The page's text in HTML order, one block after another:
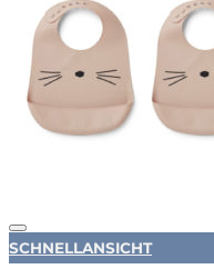
SCHNELLANSICHT